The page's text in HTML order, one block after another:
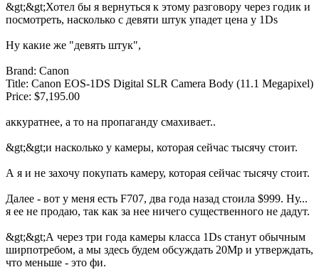
&gt;&gt;Хотел бы я вернуться к этому разговору через годик и
посмотреть, насколько с девяти штук упадет цена у 1Ds
Ну какие же "девять штук",
Brand: Canon
Title: Canon EOS-1DS Digital SLR Camera Body (11.1 Megapixel)
Price: $7,195.00
аккуратнее, а то на пропаганду смахивает..
&gt;&gt;и насколько у камеры, которая сейчас тысячу стоит.
А я и не захочу покупать камеру, которая сейчас тысячу стоит.
Далее - вот у меня есть F707, два года назад стоила $999. Ну...
я ее не продаю, так как за нее ничего существенного не дадут.
&gt;&gt;А через три года камеры класса 1Ds станут обычным
ширпотребом, а мы здесь будем обсуждать 20Mp и утверждать,
что меньше - это фи.